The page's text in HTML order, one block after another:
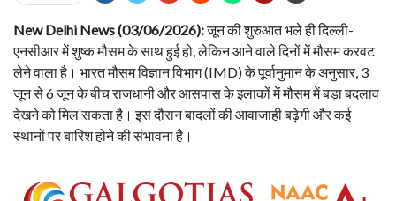
New Delhi News (03/06/2026):जून की शुरुआत भले ही दिल्ली-
एनसीआर में शुष्क मौसम के साथ हुई हो, लेकिन आने वाले दिनों में मौसम करवट
लेने वाला है। भारत मौसम विज्ञान विभाग (IMD) के पूर्वानुमान के अनुसार, 3
जून से 6 जून के बीच राजधानी और आसपास के इलाकों में मौसम में बड़ा बदलाव
देखने को मिल सकता है। इस दौरान बादलों की आवाजाही बढ़ेगी और कई
स्थानों पर बारिश होने की संभावना है।